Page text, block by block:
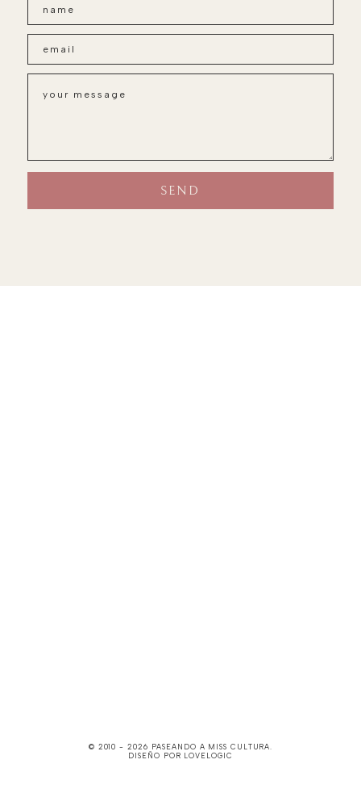
© 2010 - 2026 PASEANDO A MISS CULTURA.
DISEÑO POR LOVELOGIC